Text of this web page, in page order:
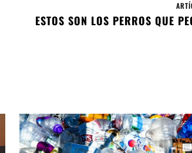
ESTOS SON LOS PERROS QUE